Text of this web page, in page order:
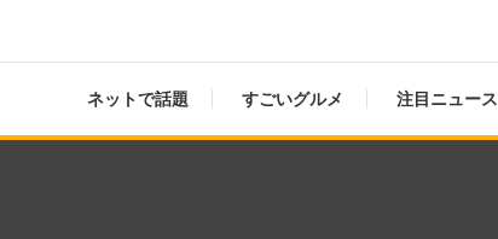
ネットで話題 すごいグルメ 注目ニュース